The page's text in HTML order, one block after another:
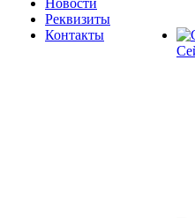
Реквизиты
Контакты